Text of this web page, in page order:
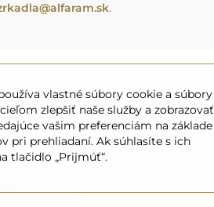
.
si
vlastné súbory cookie a súbory
zlepšiť naše služby a zobrazovať
vašim preferenciám na základe
pri prehliadaní. Ak súhlasíte s ich
tlačidlo „Prijmúť“.